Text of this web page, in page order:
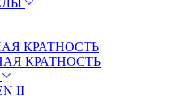
КРАТНОСТЬ
КРАТНОСТЬ
II